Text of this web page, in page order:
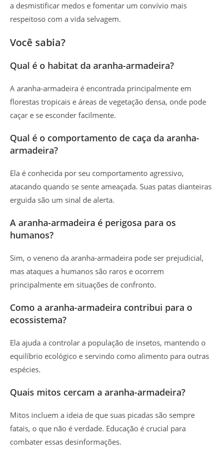
a desmistificar medos e fomentar um convívio mais
respeitoso com a vida selvagem.
Você sabia?
Qual é o habitat da aranha-armadeira?
A aranha-armadeira é encontrada principalmente em
florestas tropicais e áreas de vegetação densa, onde pode
caçar e se esconder facilmente.
Qual é o comportamento de caça da aranha-
armadeira?
Ela é conhecida por seu comportamento agressivo,
atacando quando se sente ameaçada. Suas patas dianteiras
erguida são um sinal de alerta.
A aranha-armadeira é perigosa para os
humanos?
Sim, o veneno da aranha-armadeira pode ser prejudicial,
mas ataques a humanos são raros e ocorrem
principalmente em situações de confronto.
Como a aranha-armadeira contribui para o
ecossistema?
Ela ajuda a controlar a população de insetos, mantendo o
equilíbrio ecológico e servindo como alimento para outras
espécies.
Quais mitos cercam a aranha-armadeira?
Mitos incluem a ideia de que suas picadas são sempre
fatais, o que não é verdade. Educação é crucial para
combater essas desinformações.